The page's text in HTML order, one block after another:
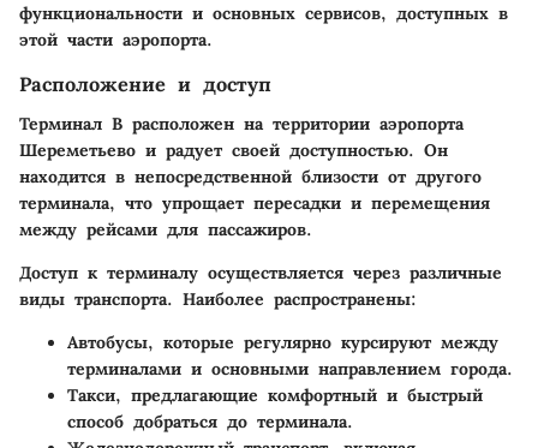
функциональности и основных сервисов, доступных в
этой части аэропорта.
Расположение и доступ
Терминал B расположен на территории аэропорта
Шереметьево и радует своей доступностью. Он
находится в непосредственной близости от другого
терминала, что упрощает пересадки и перемещения
между рейсами для пассажиров.
Доступ к терминалу осуществляется через различные
виды транспорта. Наиболее распространены:
Автобусы, которые регулярно курсируют между
терминалами и основными направлением города.
Такси, предлагающие комфортный и быстрый
способ добраться до терминала.